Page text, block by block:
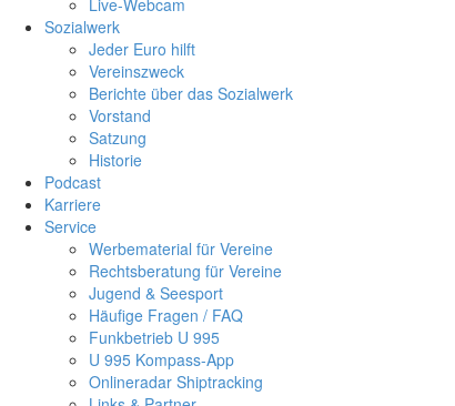
Live-Webcam
Sozialwerk
Jeder Euro hilft
Vereinszweck
Berichte über das Sozialwerk
Vorstand
Satzung
Historie
Podcast
Karriere
Service
Werbematerial für Vereine
Rechtsberatung für Vereine
Jugend & Seesport
Häufige Fragen / FAQ
Funkbetrieb U 995
U 995 Kompass-App
Onlineradar Shiptracking